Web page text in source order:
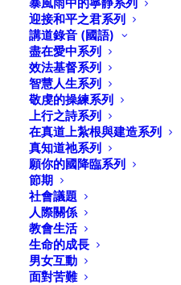
迎接和平之君系列
講道錄音 (國語)
盡在愛中系列
效法基督系列
智慧人生系列
敬虔的操練系列
上行之詩系列
在真道上紮根與建造系列
真知道祂系列
願你的國降臨系列
節期
社會議題
人際關係
教會生活
生命的成長
男女互動
面對苦難